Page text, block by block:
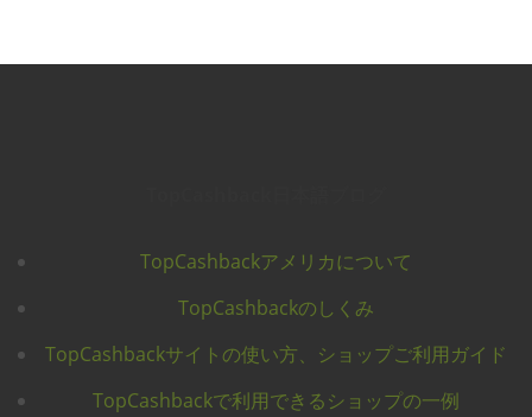
TopCashbackアメリカについて
TopCashbackのしくみ
TopCashbackサイトの使い方、ショップご利用ガイド
TopCashbackで利用できるショップの一例